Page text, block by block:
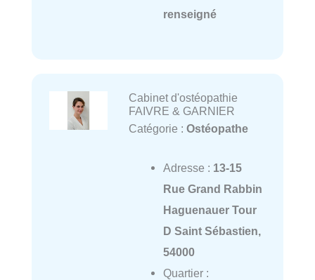
renseigné
Cabinet d'ostéopathie
FAIVRE & GARNIER
Catégorie : Ostéopathe
Adresse : 13-15
Rue Grand Rabbin
Haguenauer Tour
D Saint Sébastien,
54000
Quartier :